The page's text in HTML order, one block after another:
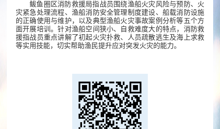
鲅鱼圈区消防救援局指战员围绕渔船火灾风险与预防、火
灾紧急处理流程、渔船消防安全管理制度建设、船载消防设施
的正确使用与维护，以及典型渔船火灾事故案例分析等五个方
面开展培训。针对渔船空间狭小、自救难度大的特点，消防救
援指战员重点讲解了初起火灾扑救、人员疏散逃生及海上求救
等实用技能，切实帮助渔民提升应对突发火灾的能力。